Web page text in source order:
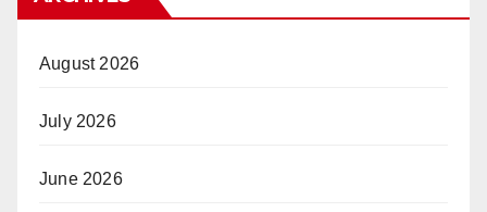
August 2026
July 2026
June 2026